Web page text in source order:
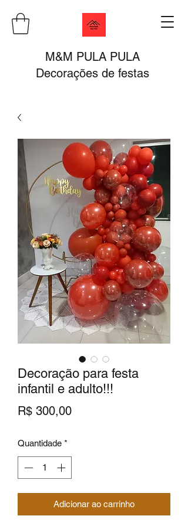
M&M PULA PULA
Decorações de festas
Decoração para festa
infantil e adulto!!!
R$ 300,00Preço
Quantidade *
Adicionar ao carrinho